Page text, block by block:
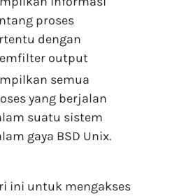
proses
dengan
output
semua
yang berjalan
suatu sistem
gaya BSD Unix.
ini untuk mengakses